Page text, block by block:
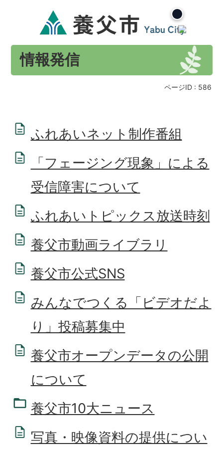
情報発信
ページID : 586
ふれあいネット制作番組
「フェージング現象」による
受信障害について
ふれあいトピックス放送時刻
養父市動画ライブラリ
養父市公式SNS
みんなでつくる「ビデオだよ
り」投稿募集中
養父市オープンデータの公開
について
養父市10大ニュース
写真・映像資料の提供につい